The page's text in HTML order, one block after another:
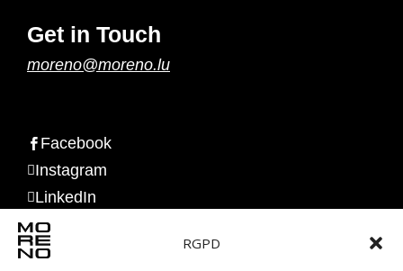
RGPD
Get in Touch
moreno@moreno.lu
 Facebook
Instagram
LinkedIn